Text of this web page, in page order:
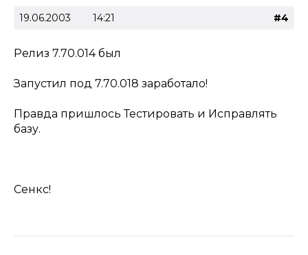
19.06.2003 14:21 #4
Релиз 7.70.014 был
Запустил под 7.70.018 заработало!
Правда пришлось Тестировать и Исправлять
базу.
Сенкс!